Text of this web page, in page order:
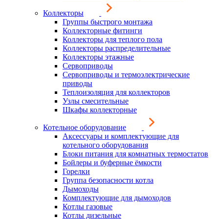
Коллекторы
Группы быстрого монтажа
Коллекторные фитинги
Коллекторы для теплого пола
Коллекторы распределительные
Коллекторы этажные
Сервоприводы
Сервоприводы и термоэлектрические
приводы
Теплоизоляция для коллекторов
Узлы смесительные
Шкафы коллекторные
Котельное оборудование
Аксессуары и комплектующие для
котельного оборудования
Блоки питания для комнатных термостатов
Бойлеры и буферные ёмкости
Горелки
Группа безопасности котла
Дымоходы
Комплектующие для дымоходов
Котлы газовые
Котлы дизельные